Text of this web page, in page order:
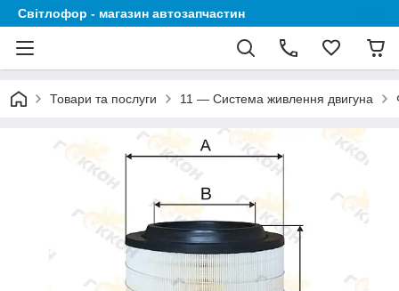
Світлофор - магазин автозапчастин
Товари та послуги 11 — Система живлення двигуна